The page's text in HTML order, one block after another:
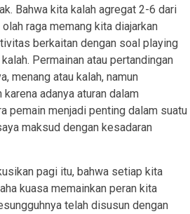
Bahwa kita kalah agregat 2-6 dari
raga memang kita diajarkan
berkaitan dengan soal playing
Permainan atau pertandingan
menang atau kalah, namun
adanya aturan dalam
pemain menjadi penting dalam suatu
maksud dengan kesadaran
pagi itu, bahwa setiap kita
kuasa memainkan peran kita
telah disusun dengan